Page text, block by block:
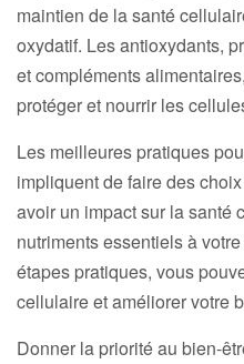
maintien de la santé
oxydatif. Les antioxydants,
et compléments
protéger et nourrir les
Les meilleures pratiques
impliquent de faire des
avoir un impact sur la santé
nutriments essentiels à
étapes pratiques, vous
cellulaire et améliorer votre
Donner la priorité au bien-